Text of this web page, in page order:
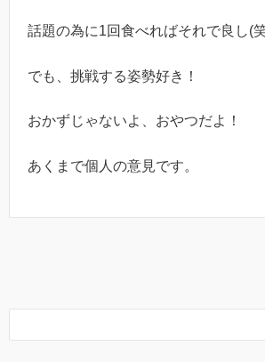
話題の為に1回食べればそれで良し(笑
でも、挑戦する姿勢好き！
おかずじゃないよ、おやつだよ！
あくまで個人の意見です。